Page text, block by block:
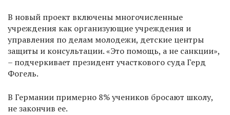
В новый проект включены многочисленные
учреждения как организующие учреждения и
управления по делам молодежи, детские центры
защиты и консультации. «Это помощь, а не санкции»,
– подчеркивает президент участкового суда Герд
Фогель.
В Германии примерно 8% учеников бросают школу,
не закончив ее.